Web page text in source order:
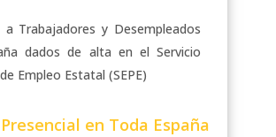
a Trabajadores y Desempleados
dados de alta en el Servicio
Empleo Estatal (SEPE)
Presencial en Toda España